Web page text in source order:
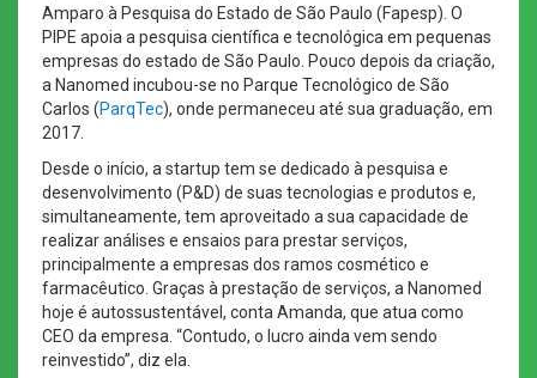
Amparo à Pesquisa do Estado de São Paulo (Fapesp). O
PIPE apoia a pesquisa científica e tecnológica em pequenas
empresas do estado de São Paulo. Pouco depois da criação,
a Nanomed incubou-se no Parque Tecnológico de São
Carlos (ParqTec), onde permaneceu até sua graduação, em
2017.
Desde o início, a startup tem se dedicado à pesquisa e
desenvolvimento (P&D) de suas tecnologias e produtos e,
simultaneamente, tem aproveitado a sua capacidade de
realizar análises e ensaios para prestar serviços,
principalmente a empresas dos ramos cosmético e
farmacêutico. Graças à prestação de serviços, a Nanomed
hoje é autossustentável, conta Amanda, que atua como
CEO da empresa. “Contudo, o lucro ainda vem sendo
reinvestido”, diz ela.